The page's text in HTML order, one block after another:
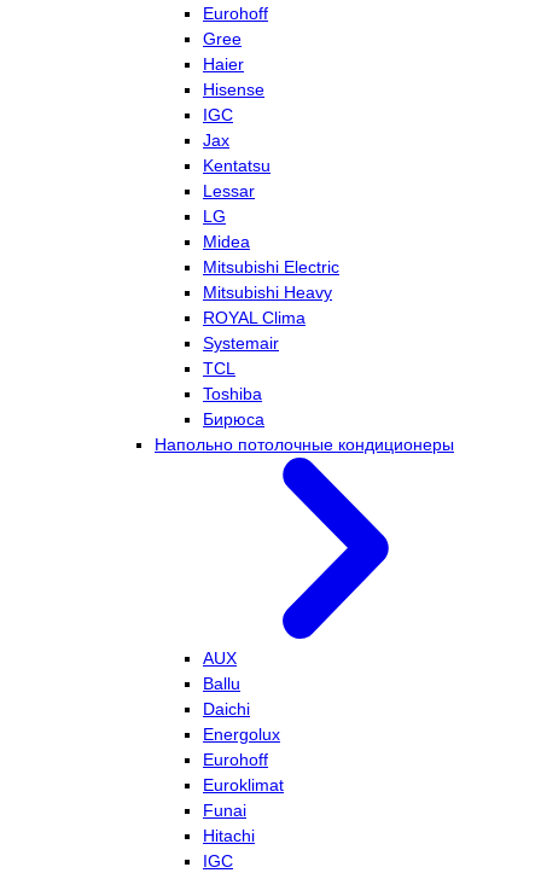
Eurohoff
Gree
Haier
Hisense
IGC
Jax
Kentatsu
Lessar
LG
Midea
Mitsubishi Electric
Mitsubishi Heavy
ROYAL Clima
Systemair
TCL
Toshiba
Бирюса
Напольно потолочные кондиционеры
AUX
Ballu
Daichi
Energolux
Eurohoff
Euroklimat
Funai
Hitachi
IGC